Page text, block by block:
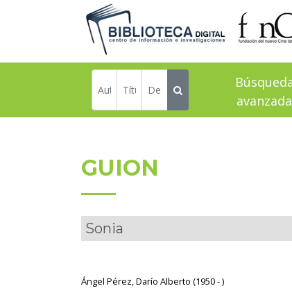
avanzada
GUION
Sonia
Ángel Pérez, Darío Alberto (1950 - )